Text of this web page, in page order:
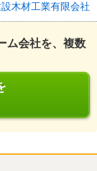
木材工業有限会社
ム会社を、複数